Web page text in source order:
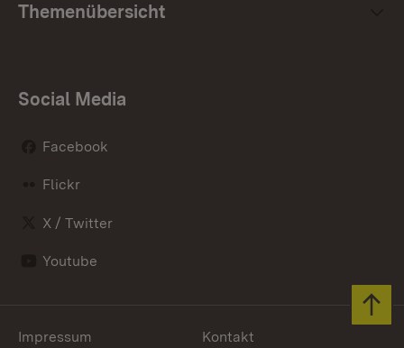
Themenübersicht
Social Media
Facebook
Flickr
X / Twitter
Youtube
Impressum Kontakt